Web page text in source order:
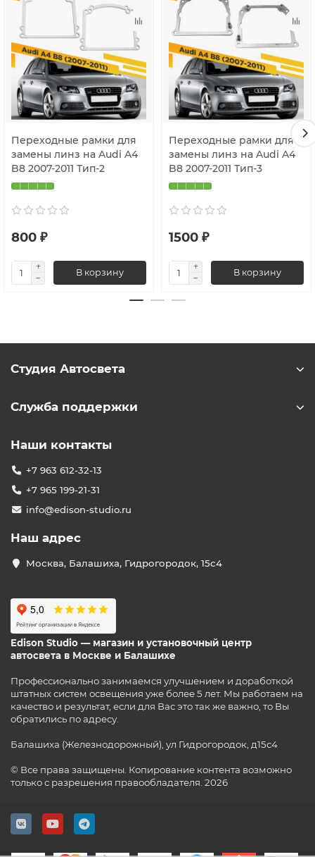
Переходные рамки для
замены линз на Audi A4
B8 2007-2011 Тип-2
800 ₽
В корзину
Переходные рамки для
замены линз на Audi A4
B8 2007-2011 Тип-3
1500 ₽
В корзину
Студия Автосвета
Служба поддержки
Наши контакты
+7 963 612-32-13
+7 965 199-21-31
info@edison-studio.ru
Наш адрес
Москва, Балашиха, Гидрогородок, 15с4
Edison Studio — магазин и установочный центр
автосвета в Москве и Балашихе
Профессионально занимаемся улучшением и доработкой
штатных систем освещения уже более 5 лет. Мы работаем на
качество и результат, если для Вас это так же важно, то Вы
обратились по адресу.
Балашиха (Железнодорожный), ул Гидрогородок, д15с4
© Все права защищены. Копирование контента возможно
только с разрешения правообладателя. 2026